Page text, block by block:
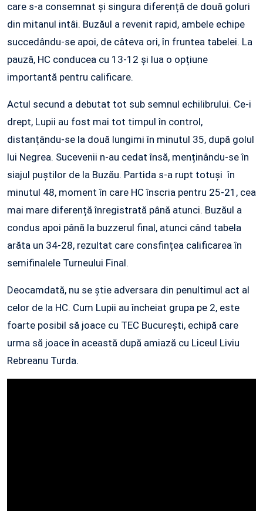
care s-a consemnat și singura diferență de două goluri
din mitanul intâi. Buzăul a revenit rapid, ambele echipe
succedându-se apoi, de câteva ori, în fruntea tabelei. La
pauză, HC conducea cu 13-12 și lua o opțiune
importantă pentru calificare.
Actul secund a debutat tot sub semnul echilibrului. Ce-i
drept, Lupii au fost mai tot timpul în control,
distanțându-se la două lungimi în minutul 35, după golul
lui Negrea. Sucevenii n-au cedat însă, menținându-se în
siajul puștilor de la Buzău. Partida s-a rupt totuși în
minutul 48, moment în care HC înscria pentru 25-21, cea
mai mare diferență înregistrată până atunci. Buzăul a
condus apoi până la buzzerul final, atunci când tabela
arăta un 34-28, rezultat care consfințea calificarea în
semifinalele Turneului Final.
Deocamdată, nu se știe adversara din penultimul act al
celor de la HC. Cum Lupii au încheiat grupa pe 2, este
foarte posibil să joace cu TEC București, echipă care
urma să joace în această după amiază cu Liceul Liviu
Rebreanu Turda.